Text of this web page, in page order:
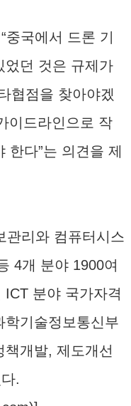
국에서 드론 기
었던 것은 규제가
협점을 찾아야겠
이드라인으로 작
다”는 의견을 제
관리와 컴퓨터시스
4개 분야 1900여
분야 국가자격
기술정보통신부
개발, 제도개선
.